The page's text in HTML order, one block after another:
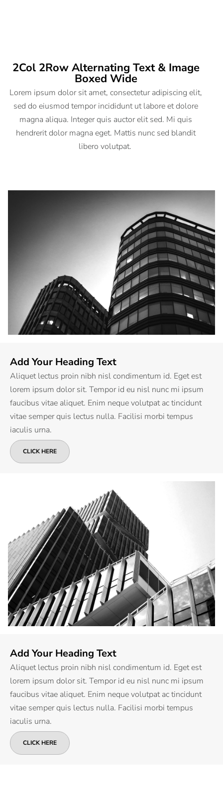
2Col 2Row Alternating Text & Image
Boxed Wide
Lorem ipsum dolor sit amet, consectetur adipiscing elit,
sed do eiusmod tempor incididunt ut labore et dolore
magna aliqua. Integer quis auctor elit sed. Mi quis
hendrerit dolor magna eget. Mattis nunc sed blandit
libero volutpat.
Add Your Heading Text
Aliquet lectus proin nibh nisl condimentum id. Eget est
lorem ipsum dolor sit. Tempor id eu nisl nunc mi ipsum
faucibus vitae aliquet. Enim neque volutpat ac tincidunt
vitae semper quis lectus nulla. Facilisi morbi tempus
iaculis urna.
CLICK HERE
Add Your Heading Text
Aliquet lectus proin nibh nisl condimentum id. Eget est
lorem ipsum dolor sit. Tempor id eu nisl nunc mi ipsum
faucibus vitae aliquet. Enim neque volutpat ac tincidunt
vitae semper quis lectus nulla. Facilisi morbi tempus
iaculis urna.
CLICK HERE